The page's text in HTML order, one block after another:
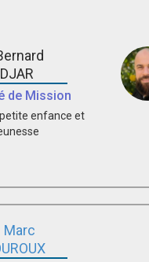
de Mission
enfance et
Marc